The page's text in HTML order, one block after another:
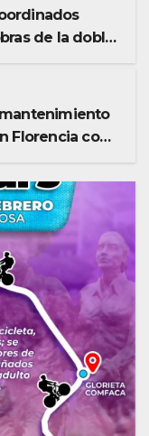
de la doble
Florencia con